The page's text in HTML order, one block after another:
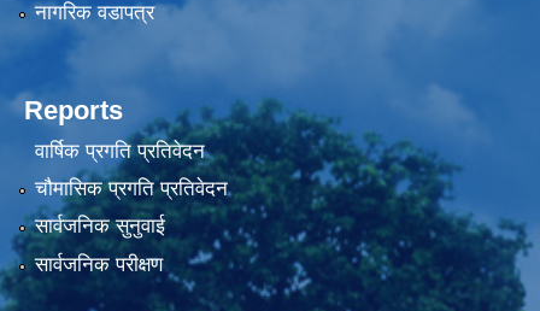
नागरिक वडापत्र
Reports
वार्षिक प्रगति प्रतिवेदन
चौमासिक प्रगति प्रतिवेदन
सार्वजनिक सुनुवाई
सार्वजनिक परीक्षण